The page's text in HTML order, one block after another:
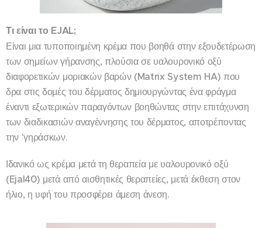
Τι είναι το EJAL;
Είναι μια τυποποιημένη κρέμα που βοηθά στην εξουδετέρωση
των σημείων γήρανσης, πλούσια σε υαλουρονικό οξύ
διαφορετικών μοριακών βαρών (Matrix System HA) που
δρα στις δομές του δέρματος δημιουργώντας ένα φράγμα
έναντι εξωτερικών παραγόντων βοηθώντας στην επιτάχυνση
των διαδικασιών αναγέννησης του δέρματος, αποτρέποντας
την 'γηράσκων.
Ιδανικό ως κρέμα μετά τη θεραπεία με υαλουρονικό οξύ
(Ejal40) μετά από αισθητικές θεραπείες, μετά έκθεση στον
ήλιο, η υφή του προσφέρει άμεση άνεση.